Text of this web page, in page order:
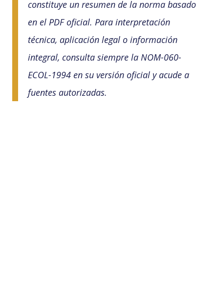
constituye un resumen de la norma basado
en el PDF oficial. Para interpretación
técnica, aplicación legal o información
integral, consulta siempre la NOM-060-
ECOL-1994 en su versión oficial y acude a
fuentes autorizadas.